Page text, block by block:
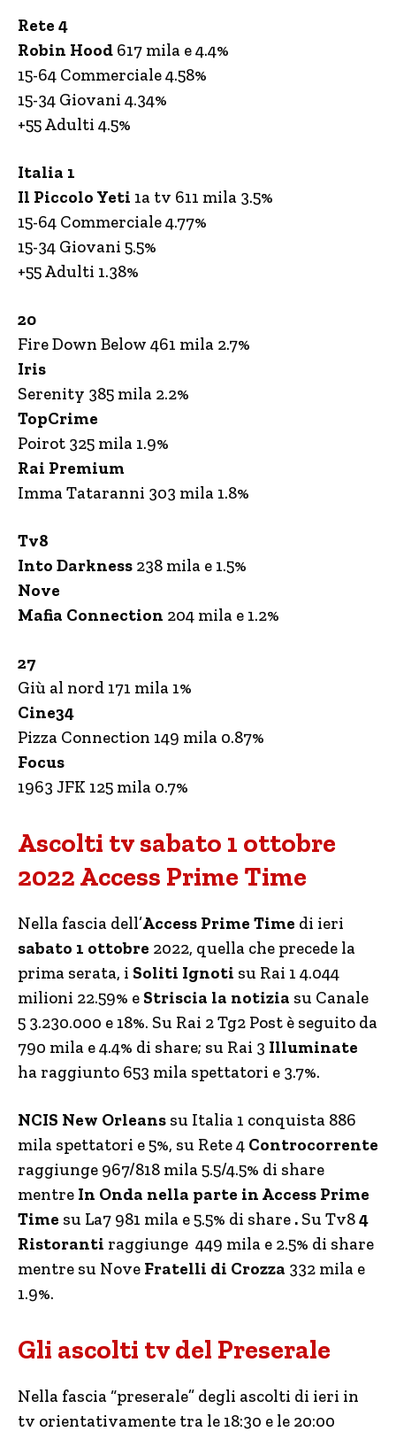
Rete 4
Robin Hood 617 mila e 4.4%
15-64 Commerciale 4.58%
15-34 Giovani 4.34%
+55 Adulti 4.5%
Italia 1
Il Piccolo Yeti 1a tv 611 mila 3.5%
15-64 Commerciale 4.77%
15-34 Giovani 5.5%
+55 Adulti 1.38%
20
Fire Down Below 461 mila 2.7%
Iris
Serenity 385 mila 2.2%
TopCrime
Poirot 325 mila 1.9%
Rai Premium
Imma Tataranni 303 mila 1.8%
Tv8
Into Darkness 238 mila e 1.5%
Nove
Mafia Connection 204 mila e 1.2%
27
Giù al nord 171 mila 1%
Cine34
Pizza Connection 149 mila 0.87%
Focus
1963 JFK 125 mila 0.7%
Ascolti tv sabato 1 ottobre
2022 Access Prime Time
Nella fascia dell’Access Prime Time di ieri
sabato 1 ottobre 2022, quella che precede la
prima serata, i Soliti Ignoti su Rai 1 4.044
milioni 22.59% e Striscia la notizia su Canale
5 3.230.000 e 18%. Su Rai 2 Tg2 Post è seguito da
790 mila e 4.4% di share; su Rai 3 Illuminate
ha raggiunto 653 mila spettatori e 3.7%.
NCIS New Orleans su Italia 1 conquista 886
mila spettatori e 5%, su Rete 4 Controcorrente
raggiunge 967/818 mila 5.5/4.5% di share
mentre In Onda nella parte in Access Prime
Time su La7 981 mila e 5.5% di share . Su Tv84
Ristoranti raggiunge 449 mila e 2.5% di share
mentre su Nove Fratelli di Crozza 332 mila e
1.9%.
Gli ascolti tv del Preserale
Nella fascia “preserale” degli ascolti di ieri in
tv orientativamente tra le 18:30 e le 20:00